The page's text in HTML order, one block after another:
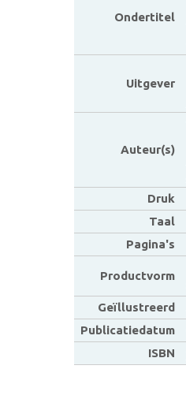
Ondertitel
Uitgever
Auteur(s)
Druk
Taal
Pagina's
Productvorm
Geïllustreerd
Publicatiedatum
ISBN